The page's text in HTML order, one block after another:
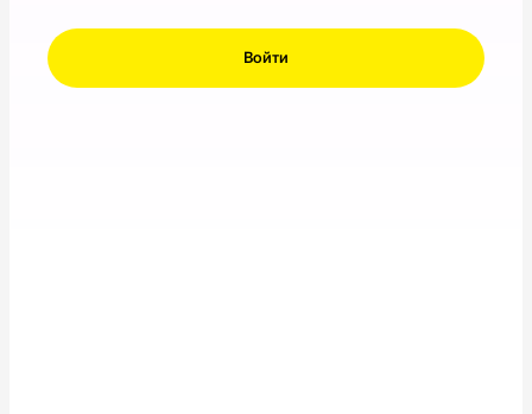
Войти